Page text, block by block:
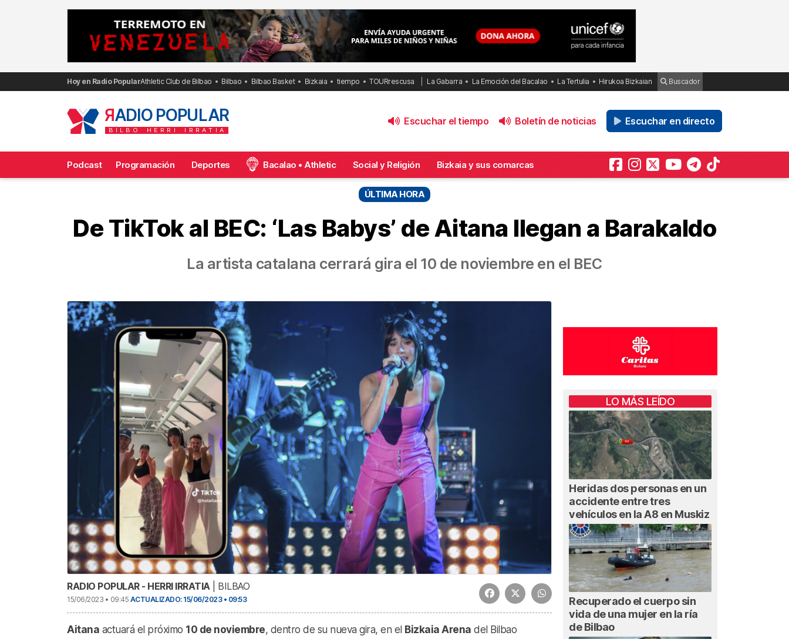
Hoy en Radio PopularAthletic Club de Bilbao Bilbao Bilbao Basket Bizkaia tiempo TOURrescusa La Gabarra La Emoción del Bacalao La Tertulia Hirukoa Bizkaian Buscador
RADIO POPULAR
BILBO HERRI IRRATIA
Escuchar el tiempo Boletín de noticias Escuchar en directo
Podcast Programación Deportes Bacalao • Athletic Social y Religión Bizkaia y sus comarcas
ÚLTIMA HORA
De TikTok al BEC: ‘Las Babys’ de Aitana llegan a Barakaldo
La artista catalana cerrará gira el 10 de noviembre en el BEC
RADIO POPULAR - HERRI IRRATIA | BILBAO
15/06/2023 • 09:45 ACTUALIZADO: 15/06/2023 • 09:53
Aitana actuará el próximo 10 de noviembre, dentro de su nueva gira, en el Bizkaia Arena del Bilbao
LO MÁS LEÍDO
Heridas dos personas en un
accidente entre tres
vehículos en la A8 en Muskiz
Recuperado el cuerpo sin
vida de una mujer en la ría
de Bilbao